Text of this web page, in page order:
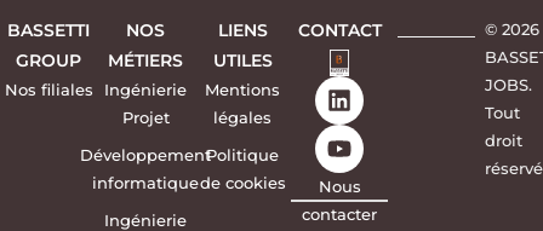
BASSETTI
GROUP
Nos filiales
NOS
MÉTIERS
Ingénierie
Projet
Développement
informatique
Ingénierie
LIENS
UTILES
Mentions
légales
Politique
de cookies
CONTACT
Nous
contacter
© 2026
JOBS.
Tout
droit
réservé